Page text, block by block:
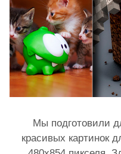
Мы подготовили
красивых картинок